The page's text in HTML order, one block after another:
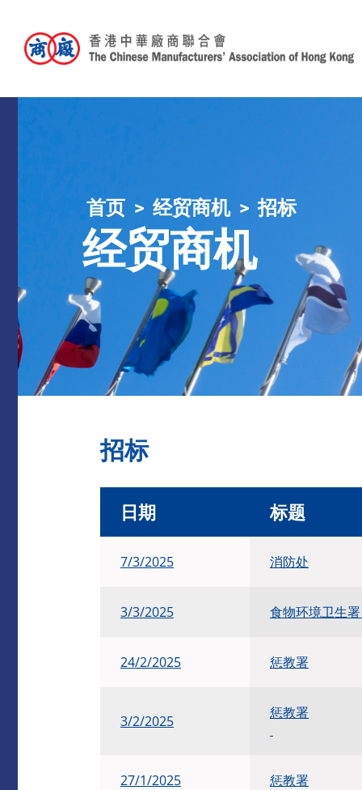
首页 经贸商机 招标
经贸商机
招标
日期 标题
7/3/2025 消防处
3/3/2025 食物环境卫生
24/2/2025 惩教署
3/2/2025 惩教署
27/1/2025 惩教署